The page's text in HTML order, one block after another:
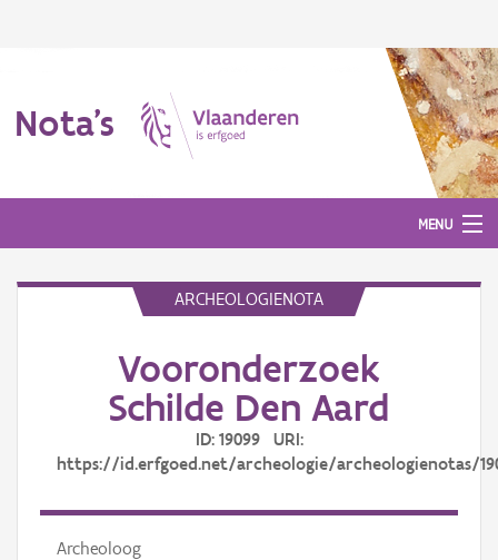
Nota's
MENU
ARCHEOLOGIENOTA
Vooronderzoek
Schilde Den Aard
ID: 19099 URI:
https://id.erfgoed.net/archeologie/archeologienotas/
Archeoloog